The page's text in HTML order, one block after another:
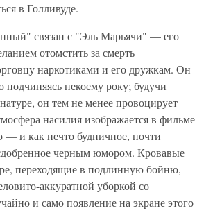
в Голливуде.
связан с "Эль Марьячи" — его
отомстить за смерть
наркотиками и его дружкам. Он
подчиняясь некоему року; будучи
он тем не менее провоцирует
насилия изображается в фильме
— и как нечто будничное, почти
черным юмором. Кровавые
переходящие в подлинную бойню,
аккуратной уборкой со
и само появление на экране этого